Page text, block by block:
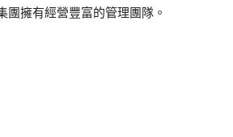
團擁有經營豐富的管理團隊。